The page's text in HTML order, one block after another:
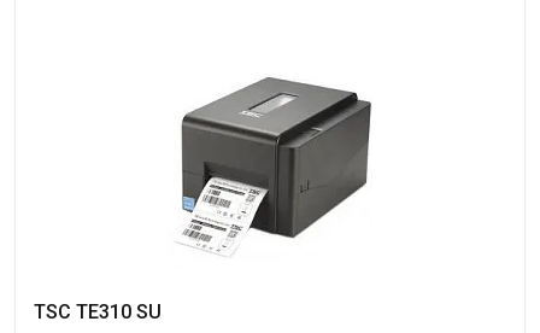
TSC TE310 SU